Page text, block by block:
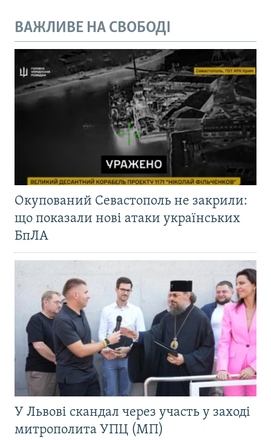
ВАЖЛИВЕ НА СВОБОДІ
Окупований Севастополь не закрили:
що показали нові атаки українських
БпЛА
У Львові скандал через участь у заході
митрополита УПЦ (МП)